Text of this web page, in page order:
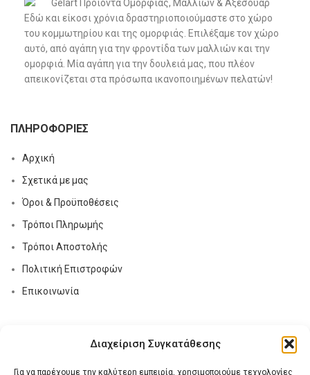
Διαχείριση Συγκατάθεσης
Για να παρέχουμε την καλύτερη εμπειρία, χρησιμοποιούμε τεχνολογίες
Εδώ και είκοσι χρόνια δραστηριοποιούμαστε στο χώρο
του κομμωτηρίου και της ομορφιάς. Επιλέξαμε τον χώρο
αυτό, από αγάπη για την φροντίδα των μαλλιών και την
ομορφιά. Μία αγάπη για την δουλειά μας, που πλέον
απεικονίζεται στα πρόσωπα ικανοποιημένων πελατών!
ΠΛΗΡΟΦΟΡΊΕΣ
Αρχική
Σχετικά με μας
Όροι & Προϋποθέσεις
Τρόποι Πληρωμής
Τρόποι Αποστολής
Πολιτική Επιστροφών
Επικοινωνία